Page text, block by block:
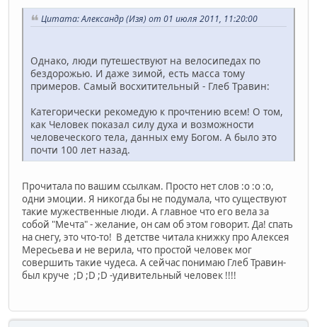
Цитата: Александр (Изя) от 01 июля 2011, 11:20:00
Однако, люди путешествуют на велосипедах по
бездорожью. И даже зимой, есть масса тому
примеров. Самый восхитительный - Глеб Травин:
Категорически рекомедую к прочтению всем! О том,
как Человек показал силу духа и возможности
человеческого тела, данных ему Богом. А было это
почти 100 лет назад.
Прочитала по вашим ссылкам. Просто нет слов :o :o :o,
одни эмоции. Я никогда бы не подумала, что существуют
такие мужественные люди. А главное что его вела за
собой "Мечта" - желание, он сам об этом говорит. Да! спать
на снегу, это что-то! В детстве читала книжку про Алексея
Мересьева и не верила, что простой человек мог
совершить такие чудеса. А сейчас понимаю Глеб Травин-
был круче ;D ;D ;D -удивительный человек !!!!